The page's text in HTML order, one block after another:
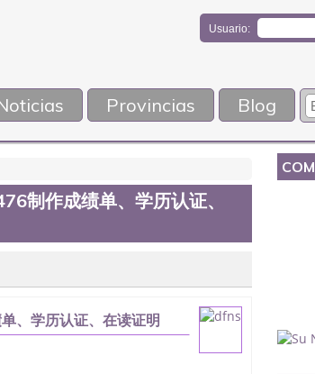
Usuario:
Provincias Blog
制作成绩单、学历认证、
、学历认证、在读证明